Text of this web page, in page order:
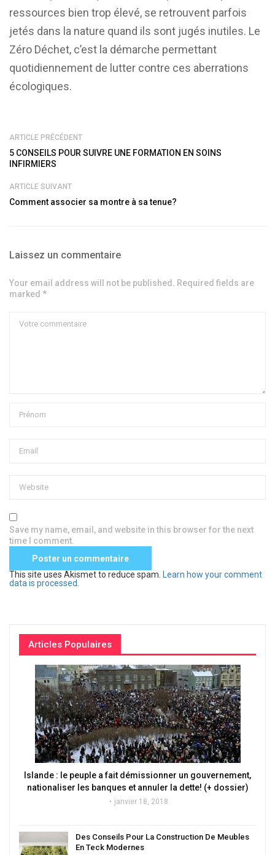
ressources bien trop élevé, se retrouvent parfois
jetés dans la nature quand ils sont jugés inutiles. Le
Zéro Déchet, c’est la démarche permettant
quotidiennement de lutter contre ces aberrations
écologiques.
ARTICLE PRÉCÉDENT
5 CONSEILS POUR SUIVRE UNE FORMATION EN SOINS
INFIRMIERS
ARTICLE SUIVANT
Comment associer sa montre à sa tenue?
Laissez un commentaire
Your email address will not be published. Required fields are
marked *
Save my name, email, and website in this browser for the next
time I comment.
This site uses Akismet to reduce spam.
Learn how your comment
data is processed
Articles Populaires
Islande : le peuple a fait démissionner un gouvernement,
nationaliser les banques et annuler la dette! (+ dossier)
janvier 18, 2018
Des Conseils Pour La Construction De Meubles
En Teck Modernes